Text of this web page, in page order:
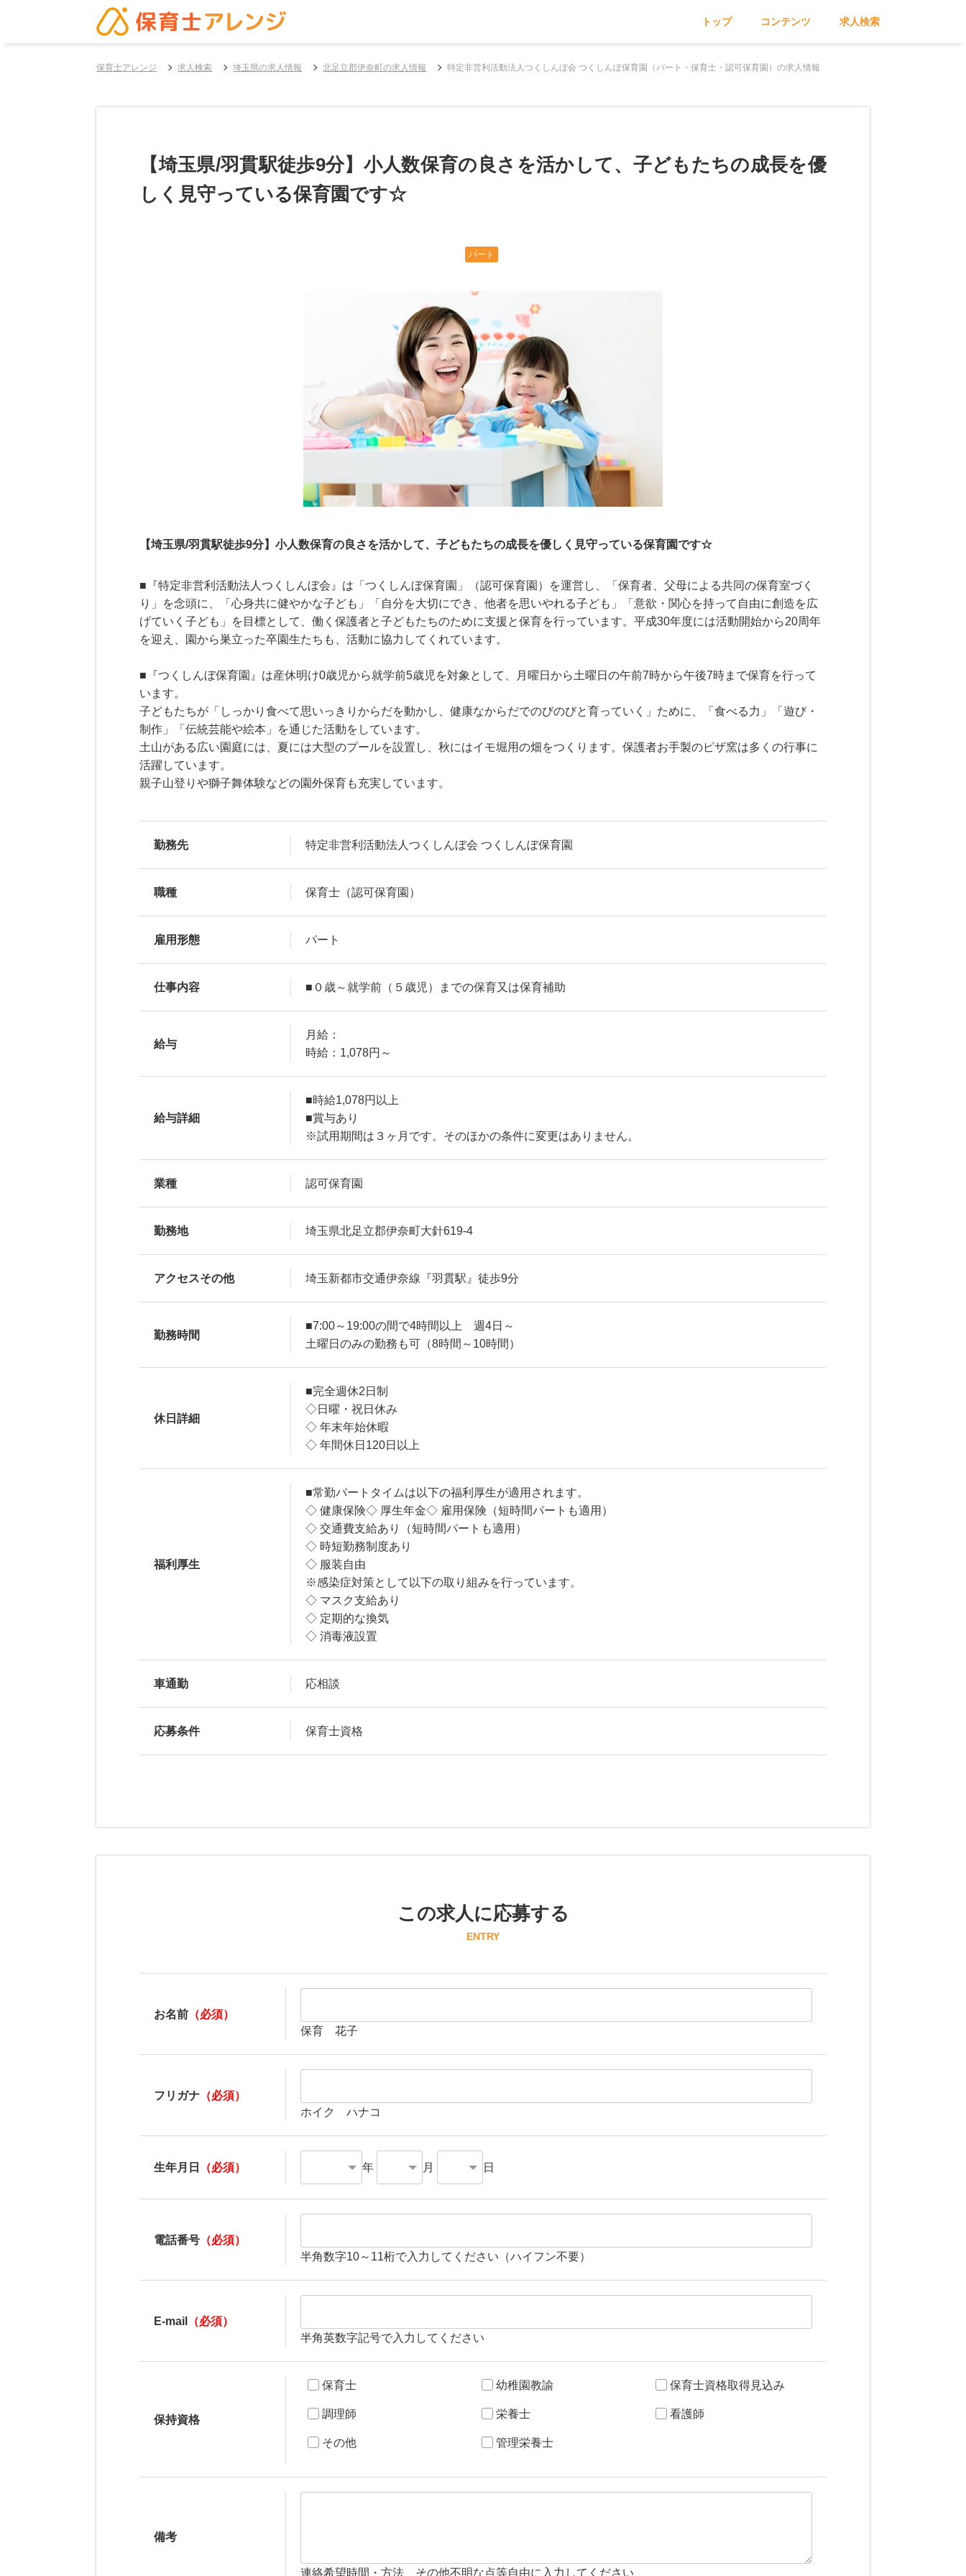
トップ コンテンツ 求人検索
保育士アレンジ 求人検索 埼玉県の求人情報 北足立郡伊奈町の求人情報 特定非営利活動法人つくしんぼ会 つくしんぼ保育園（パート・保育士・認可保育園）の求人情報
【埼玉県/羽貫駅徒歩9分】小人数保育の良さを活かして、子どもたちの成長を優
しく見守っている保育園です☆
パート
【埼玉県/羽貫駅徒歩9分】小人数保育の良さを活かして、子どもたちの成長を優しく見守っている保育園です☆
■『特定非営利活動法人つくしんぼ会』は「つくしんぼ保育園」（認可保育園）を運営し、「保育者、父母による共同の保育室づく
り」を念頭に、「心身共に健やかな子ども」「自分を大切にでき、他者を思いやれる子ども」「意欲・関心を持って自由に創造を広
げていく子ども」を目標として、働く保護者と子どもたちのために支援と保育を行っています。平成30年度には活動開始から20周年
を迎え、園から巣立った卒園生たちも、活動に協力してくれています。
■『つくしんぼ保育園』は産休明け0歳児から就学前5歳児を対象として、月曜日から土曜日の午前7時から午後7時まで保育を行って
います。
子どもたちが「しっかり食べて思いっきりからだを動かし、健康なからだでのびのびと育っていく」ために、「食べる力」「遊び・
制作」「伝統芸能や絵本」を通じた活動をしています。
土山がある広い園庭には、夏には大型のプールを設置し、秋にはイモ堀用の畑をつくります。保護者お手製のピザ窯は多くの行事に
活躍しています。
親子山登りや獅子舞体験などの園外保育も充実しています。
勤務先 特定非営利活動法人つくしんぼ会 つくしんぼ保育園
職種 保育士（認可保育園）
雇用形態 パート
仕事内容 ■０歳～就学前（５歳児）までの保育又は保育補助
給与
月給：
時給：1,078円～
給与詳細
■時給1,078円以上
■賞与あり
※試用期間は３ヶ月です。そのほかの条件に変更はありません。
業種 認可保育園
勤務地 埼玉県北足立郡伊奈町大針619-4
アクセスその他 埼玉新都市交通伊奈線『羽貫駅』徒歩9分
勤務時間
■7:00～19:00の間で4時間以上 週4日～
土曜日のみの勤務も可（8時間～10時間）
休日詳細
■完全週休2日制
◇日曜・祝日休み
◇ 年末年始休暇
◇ 年間休日120日以上
福利厚生
■常勤パートタイムは以下の福利厚生が適用されます。
◇ 健康保険◇ 厚生年金◇ 雇用保険（短時間パートも適用）
◇ 交通費支給あり（短時間パートも適用）
◇ 時短勤務制度あり
◇ 服装自由
※感染症対策として以下の取り組みを行っています。
◇ マスク支給あり
◇ 定期的な換気
◇ 消毒液設置
車通勤 応相談
応募条件 保育士資格
この求人に応募する
ENTRY
お名前 （必須）
保育 花子
フリガナ （必須）
ホイク ハナコ
生年月日 （必須） 年 月 日
電話番号 （必須）
半角数字10～11桁で入力してください（ハイフン不要）
E-mail
（必須）
半角英数字記号で入力してください
保持資格
保育士 幼稚園教諭 保育士資格取得見込み
調理師 栄養士 看護師
その他 管理栄養士
備考
連絡希望時間・方法、その他不明な点等自由に入力してください